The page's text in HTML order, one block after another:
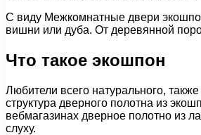
С виду Межкомнатные двери
вишни или дуба. От деревянной
Что такое экошпон
Любители всего натурального,
структура дверного полотна из
вебмагазинах дверное полотно из
слуху.